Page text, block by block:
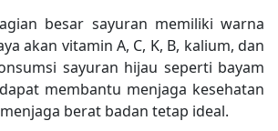
besar sayuran memiliki warna
akan vitamin A, C, K, B, kalium, dan
sayuran hijau seperti bayam
membantu menjaga kesehatan
berat badan tetap ideal.